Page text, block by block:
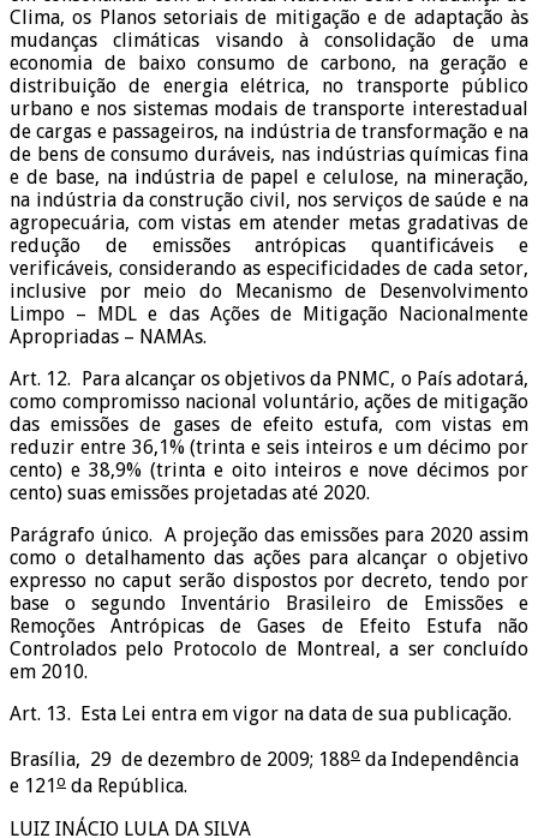
Clima, os Planos setoriais de mitigação e de adaptação às
mudanças climáticas visando à consolidação de uma
economia de baixo consumo de carbono, na geração e
distribuição de energia elétrica, no transporte público
urbano e nos sistemas modais de transporte interestadual
de cargas e passageiros, na indústria de transformação e na
de bens de consumo duráveis, nas indústrias químicas fina
e de base, na indústria de papel e celulose, na mineração,
na indústria da construção civil, nos serviços de saúde e na
agropecuária, com vistas em atender metas gradativas de
redução de emissões antrópicas quantificáveis e
verificáveis, considerando as especificidades de cada setor,
inclusive por meio do Mecanismo de Desenvolvimento
Limpo – MDL e das Ações de Mitigação Nacionalmente
Apropriadas – NAMAs.
Art. 12. Para alcançar os objetivos da PNMC, o País adotará,
como compromisso nacional voluntário, ações de mitigação
das emissões de gases de efeito estufa, com vistas em
reduzir entre 36,1% (trinta e seis inteiros e um décimo por
cento) e 38,9% (trinta e oito inteiros e nove décimos por
cento) suas emissões projetadas até 2020.
Parágrafo único. A projeção das emissões para 2020 assim
como o detalhamento das ações para alcançar o objetivo
expresso no caput serão dispostos por decreto, tendo por
base o segundo Inventário Brasileiro de Emissões e
Remoções Antrópicas de Gases de Efeito Estufa não
Controlados pelo Protocolo de Montreal, a ser concluído
em 2010.
Art. 13. Esta Lei entra em vigor na data de sua publicação.
Brasília, 29 de dezembro de 2009; 188o da Independência
e 121 o da República.
LUIZ INÁCIO LULA DA SILVA